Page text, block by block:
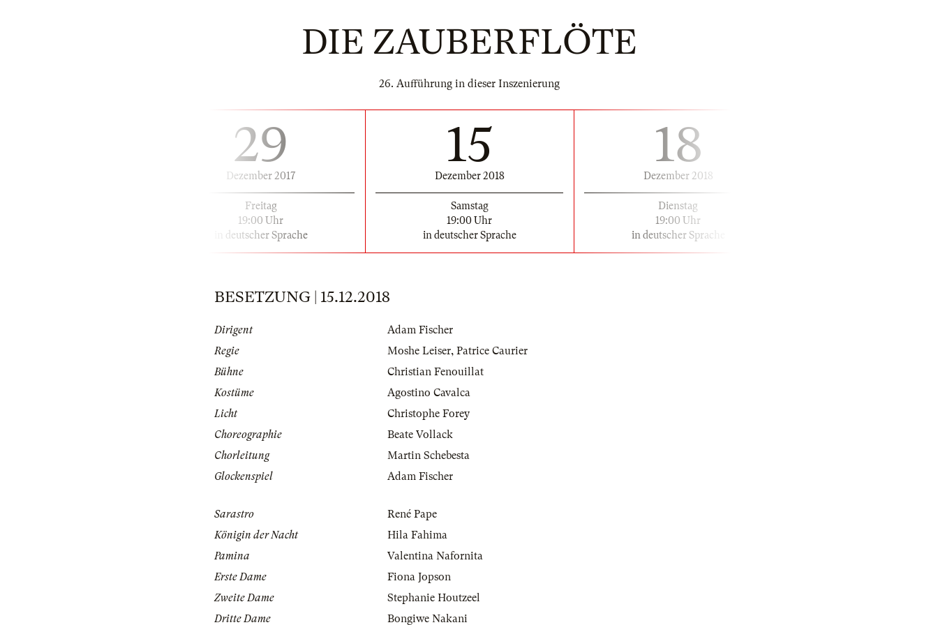
DIE ZAUBERFLÖTE
26. Aufführung in dieser Inszenierung
29
Dezember 2017
Freitag
19:00 Uhr
in deutscher Sprache
15
Dezember 2018
Samstag
19:00 Uhr
in deutscher Sprache
18
Dezember 2018
Dienstag
19:00 Uhr
in deutscher Sprache
BESETZUNG | 15.12.2018
Dirigent
Adam Fischer
Regie
Moshe Leiser, Patrice Caurier
Bühne
Christian Fenouillat
Kostüme
Agostino Cavalca
Licht
Christophe Forey
Choreographie
Beate Vollack
Chorleitung
Martin Schebesta
Glockenspiel
Adam Fischer
Sarastro
René Pape
Königin der Nacht
Hila Fahima
Pamina
Valentina Nafornita
Erste Dame
Fiona Jopson
Zweite Dame
Stephanie Houtzeel
Dritte Dame
Bongiwe Nakani